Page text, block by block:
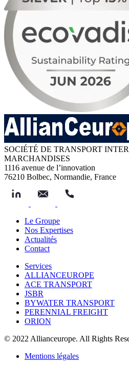
SOCIÉTÉ DE TRANSPORT
MARCHANDISES
1116 avenue de l’innovation
76210 Bolbec, Normandie, France
Le Groupe
Nos Expertises
Actualités
Contact
Services
ALLIANCEUROPE
ACE TRANSPORT
JSBR
BYWATER TRANSPORT
PERENNIAL FREIGHT
ORION
© 2022 Allianceurope. All Rights
Mentions légales